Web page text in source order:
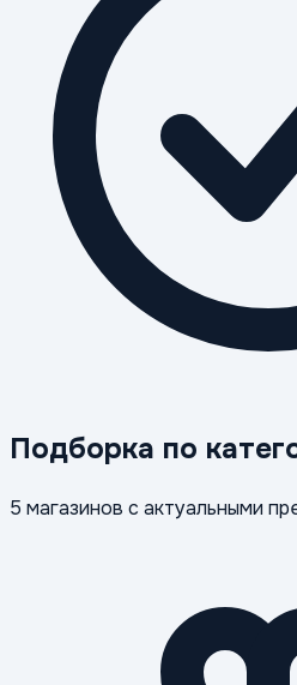
Подборка по
5 магазинов с актуальными